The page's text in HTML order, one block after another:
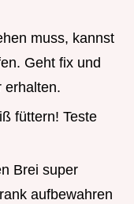
muss, kannst
Geht fix und
erhalten.
füttern! Teste
Brei super
aufbewahren